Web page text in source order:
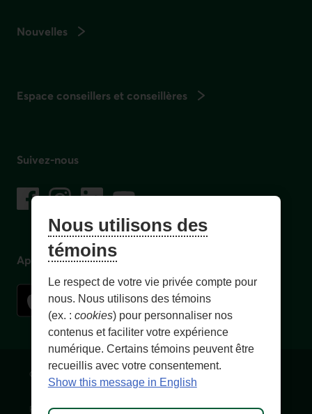
Nouvelles
Espace conseillers et conseillères
Suivez-nous
Facebook
– Lien externe au site. Cet hyperlien s'ouvrira dans une
Instagram
– Lien externe au site. Cet hyperlien s'ouvrira dans
LinkedIn
– Lien externe au site. Cet hyperlien
YouTube
– Lien externe au site. Cet hyperlien
Application mobile
Conditions d'utilisation et notes légales
Personnaliser les témoins Accessibilité Plan du site
Nous utilisons des
témoins
Le respect de votre vie privée compte pour
nous. Nous utilisons des témoins
(ex. : cookies) pour personnaliser nos
contenus et faciliter votre expérience
numérique. Certains témoins peuvent être
recueillis avec votre consentement.
Show this message in English